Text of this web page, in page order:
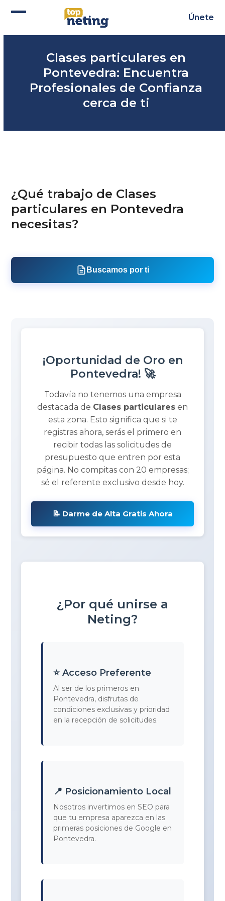
Únete
Clases particulares en
Pontevedra: Encuentra
Profesionales de Confianza
cerca de ti
¿Qué trabajo de Clases
particulares en Pontevedra
necesitas?
Buscamos por ti
¡Oportunidad de Oro en
Pontevedra! 🚀
Todavía no tenemos una empresa
destacada de Clases particulares en
esta zona. Esto significa que si te
registras ahora, serás el primero en
recibir todas las solicitudes de
presupuesto que entren por esta
página. No compitas con 20 empresas;
sé el referente exclusivo desde hoy.
📝 Darme de Alta Gratis Ahora
¿Por qué unirse a
Neting?
⭐ Acceso Preferente
Al ser de los primeros en
Pontevedra, disfrutas de
condiciones exclusivas y prioridad
en la recepción de solicitudes.
📍 Posicionamiento Local
Nosotros invertimos en SEO para
que tu empresa aparezca en las
primeras posiciones de Google en
Pontevedra.